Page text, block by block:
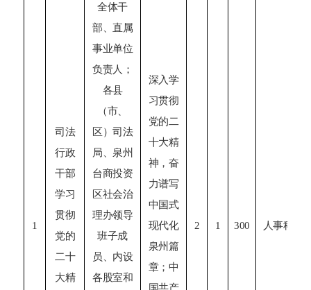
1
司法
行政
干部
学习
贯彻
党的
二十
大精
全体干
部、直属
事业单位
负责人；
各县
（市、
区）司法
局、泉州
台商投资
区社会治
理办领导
班子成
员、内设
各股室和
深入学
习贯彻
党的二
十大精
神，奋
力谱写
中国式
现代化
泉州篇
章；中
2 1 300 人事科